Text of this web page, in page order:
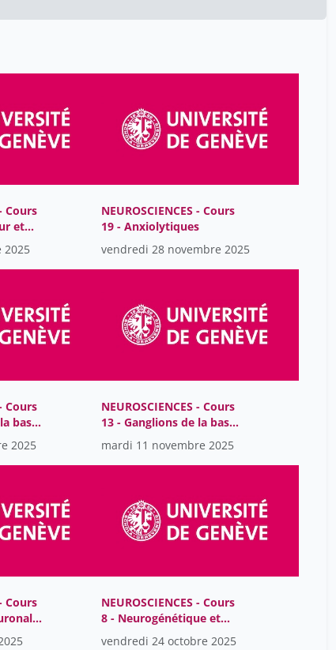
Camille Nemitz-Piguet 23
Camille Tripod 1
Christian Van Delden
Cynthia Rebecca Reymann
Daniel Huber 23
Daniel Oliveira 1
Dimitrios Daskalou
Eleonora Riotto
Emilie Grobet
Emmanuel Carrera 23
François Herrmann 1
Gaspard Aebischer
Grégoire Arnoux 1
Hugues Turbé
Jean-Luc Reny
Cours
et
2025
NEUROSCIENCES - Cours
19 - Anxiolytiques
vendredi 28 novembre 2025
Cours
base-
2025
NEUROSCIENCES - Cours
13 - Ganglions de la base-
physiologie
mardi 11 novembre 2025
Cours
NEUROSCIENCES - Cours
8 - Neurogénétique et
neurodéveloppement
vendredi 24 octobre 2025